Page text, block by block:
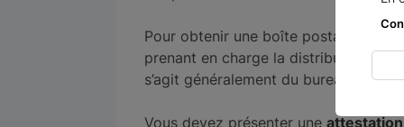
Pour obtenir une boîte postale, il
prenant en charge la distribution
s’agit généralement du bureau de
Vous devez présenter une